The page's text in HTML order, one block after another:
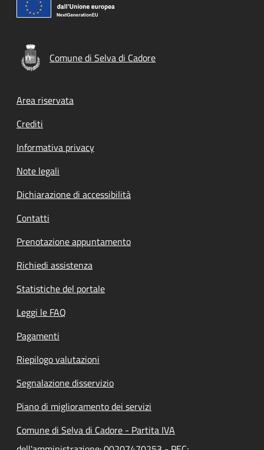
Comune di Selva di Cadore
Footer menu
Area riservata
Crediti
Informativa privacy
Note legali
Dichiarazione di accessibilità
Contatti
Prenotazione appuntamento
Richiedi assistenza
Statistiche del portale
Leggi le FAQ
Pagamenti
Riepilogo valutazioni
Segnalazione disservizio
Piano di miglioramento dei servizi
Comune di Selva di Cadore - Partita IVA